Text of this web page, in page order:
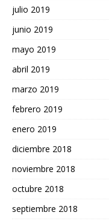
julio 2019
junio 2019
mayo 2019
abril 2019
marzo 2019
febrero 2019
enero 2019
diciembre 2018
noviembre 2018
octubre 2018
septiembre 2018